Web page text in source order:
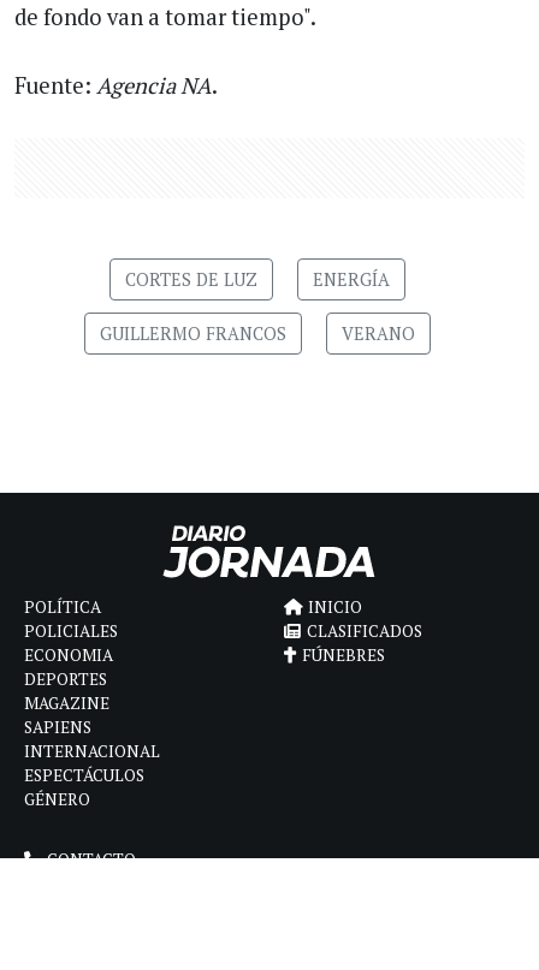
de fondo van a tomar tiempo".
Fuente: Agencia NA.
CORTES DE LUZ ENERGÍA
GUILLERMO FRANCOS VERANO
POLÍTICA
POLICIALES
ECONOMIA
DEPORTES
MAGAZINE
SAPIENS
INTERNACIONAL
ESPECTÁCULOS
GÉNERO
INICIO
CLASIFICADOS
FÚNEBRES
CONTACTO